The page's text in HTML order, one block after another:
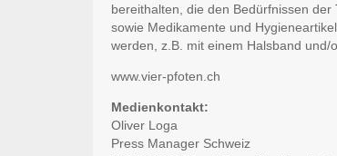
bereithalten, die den Bedürfnissen
sowie Medikamente und
werden, z.B. mit einem Halsband
www.vier-pfoten.ch
Medienkontakt:
Oliver Loga
Press Manager Schweiz